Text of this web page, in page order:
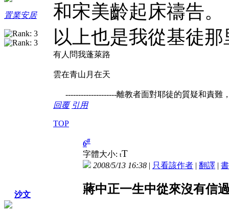
置業安居
和宋美齡起床禱告。
以上也是我從基徒
有人問我蓬萊路
雲在青山月在天
--------------------離教者面對耶徒的質疑和責難
回覆 引用
TOP
沙文
6#
字體大小: tT
2008/5/13 16:38 | 只看該作者 | 翻譯 |
蔣中正一生中從來沒有信